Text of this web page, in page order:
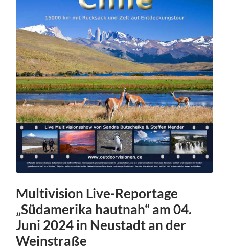
Multivision Live-Reportage
„Südamerika hautnah“ am 04.
Juni 2024 in Neustadt an der
Weinstraße